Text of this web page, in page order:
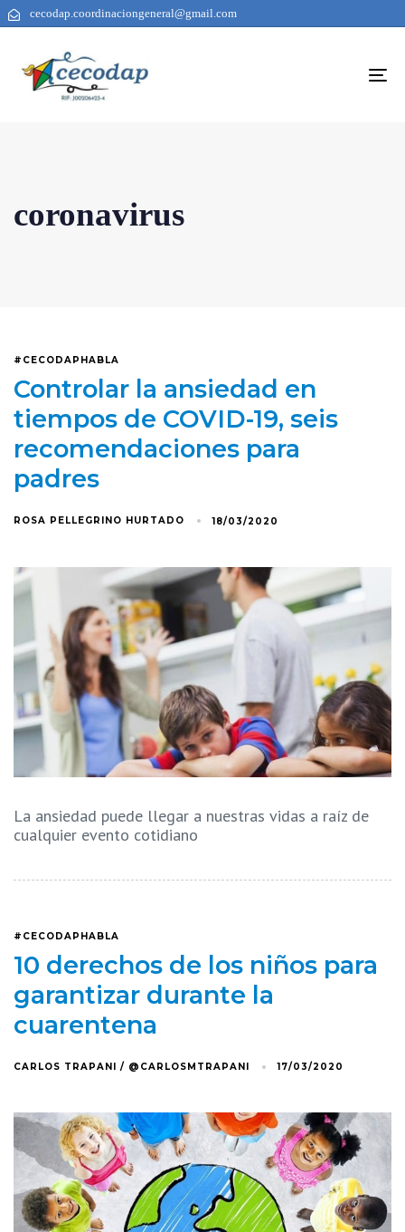
cecodap.coordinaciongeneral@gmail.com
coronavirus
#CECODAPHABLA
Controlar la ansiedad en
tiempos de COVID-19, seis
recomendaciones para
padres
ROSA PELLEGRINO HURTADO 18/03/2020
La ansiedad puede llegar a nuestras vidas a raíz de
cualquier evento cotidiano
#CECODAPHABLA
10 derechos de los niños para
garantizar durante la
cuarentena
CARLOS TRAPANI / @CARLOSMTRAPANI 17/03/2020